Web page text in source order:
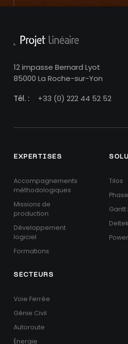
12 impasse Bernard Lyot
85000 La Roche-sur-Yon
Tél. :
+33 (0) 222 44 52 52
EXPERTISES
Accompagnements
méthodologiques
Missions de
production
Développement
logiciel
Formations
Tilos
SECTEURS
Voie Ferrée
Génie Civil
Autoroute
Énergie